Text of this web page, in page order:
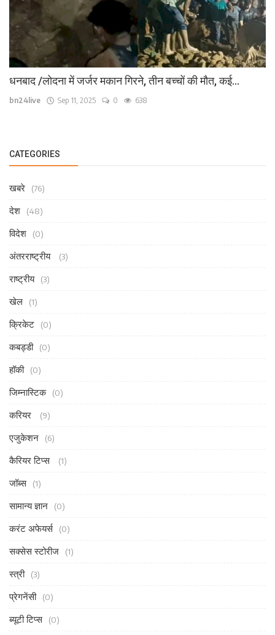
धनबाद /लोदना में जर्जर मकान गिरने, तीन बच्चों की मौत, कई...
bn24live Sep 11, 2025 0 638
CATEGORIES
खबरे (76)
देश (48)
विदेश (0)
अंतरराष्ट्रीय (3)
राष्ट्रीय (3)
खेल (1)
क्रिकेट (0)
कबड्डी (0)
हॉकी (0)
जिम्नास्टिक (0)
करियर (9)
एजुकेशन (6)
कैरियर टिप्स (1)
जॉब्स (1)
सामान्य ज्ञान (0)
करंट अफेयर्स (0)
सक्सेस स्टोरीज (1)
स्त्री (3)
प्रेगनेंसी (0)
ब्यूटी टिप्स (0)